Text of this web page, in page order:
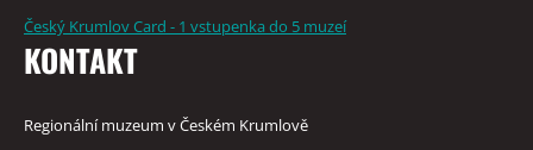
Český Krumlov Card - 1 vstupenka do 5 muzeí
KONTAKT
Regionální muzeum v Českém Krumlově